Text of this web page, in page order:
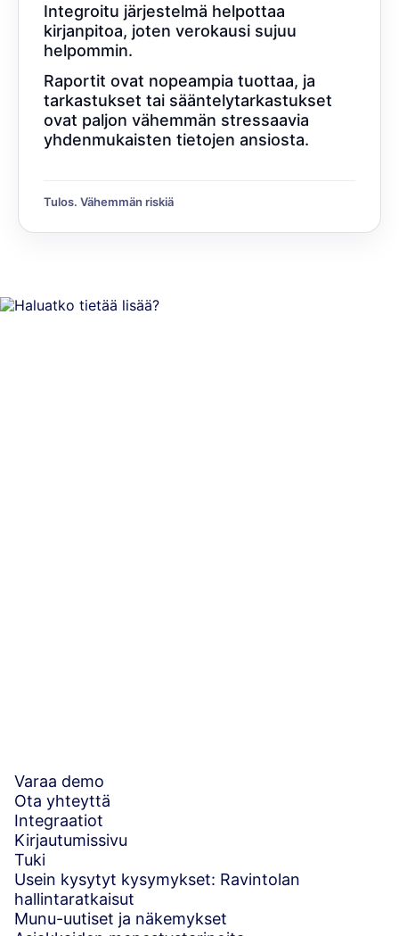
Integroitu järjestelmä helpottaa
kirjanpitoa, joten verokausi sujuu
helpommin.
Raportit ovat nopeampia tuottaa, ja
tarkastukset tai sääntelytarkastukset
ovat paljon vähemmän stressaavia
yhdenmukaisten tietojen ansiosta.
Tulos. Vähemmän riskiä
Varaa demo
Ota yhteyttä
Integraatiot
Kirjautumissivu
Tuki
Usein kysytyt kysymykset: Ravintolan
hallintaratkaisut
Munu-uutiset ja näkemykset